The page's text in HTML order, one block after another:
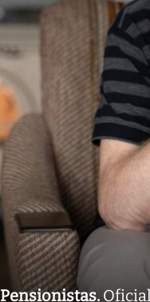
Pensionistas.